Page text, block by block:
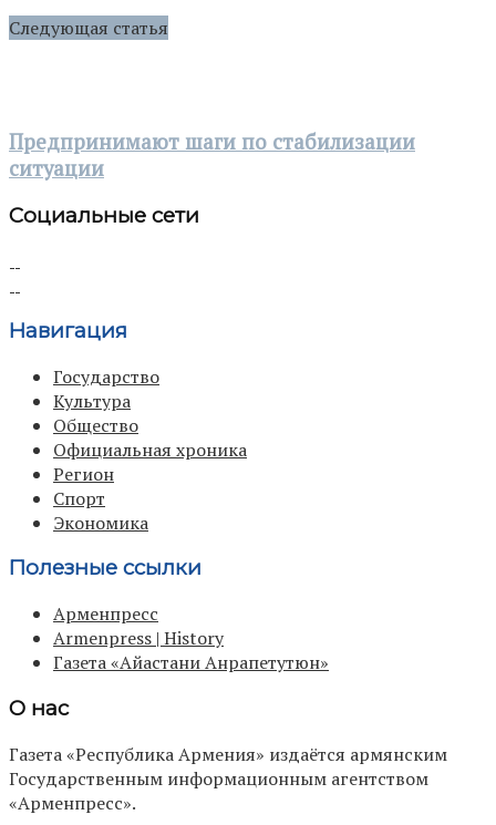
Следующая статья
Предпринимают шаги по стабилизации
ситуации
Социальные сети
Навигация
Государство
Культура
Общество
Официальная хроника
Регион
Спорт
Экономика
Полезные ссылки
Арменпресс
Armenpress | History
Газета «Айастани Анрапетутюн»
О нас
Газета «Республика Армения» издаётся армянским
Государственным информационным агентством
«Арменпресс».